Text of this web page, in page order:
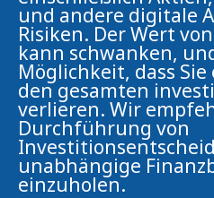
und andere digitale
Risiken. Der Wert
kann schwanken,
Möglichkeit, dass
den gesamten
verlieren. Wir
Durchführung von
unabhängige
einzuholen.